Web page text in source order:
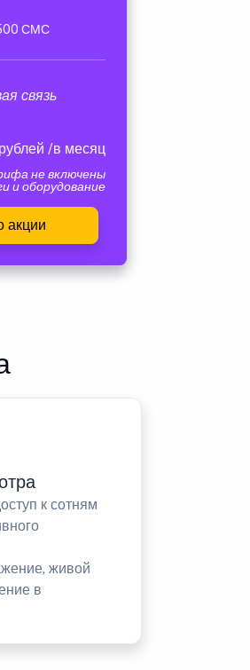
СМС
связь
/в месяц
не включены
и оборудование
акции
к сотням
живой
в